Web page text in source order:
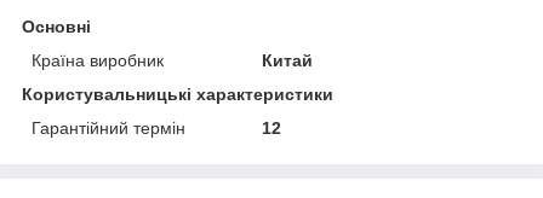
Основні
Країна виробник
Китай
Користувальницькі характеристики
Гарантійний термін
12